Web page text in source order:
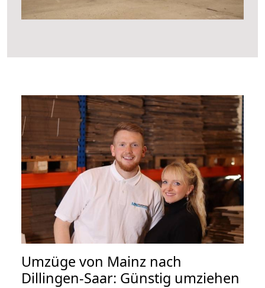
Umzüge von Mainz nach
Dillingen-Saar: Günstig umziehen